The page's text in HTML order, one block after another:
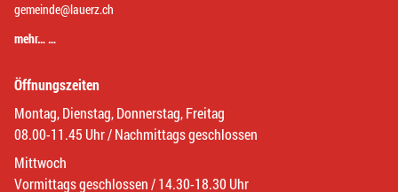
gemeinde@lauerz.ch
mehr… …
Öffnungszeiten
Montag, Dienstag, Donnerstag, Freitag
08.00-11.45 Uhr / Nachmittags geschlossen
Mittwoch
Vormittags geschlossen / 14.30-18.30 Uhr